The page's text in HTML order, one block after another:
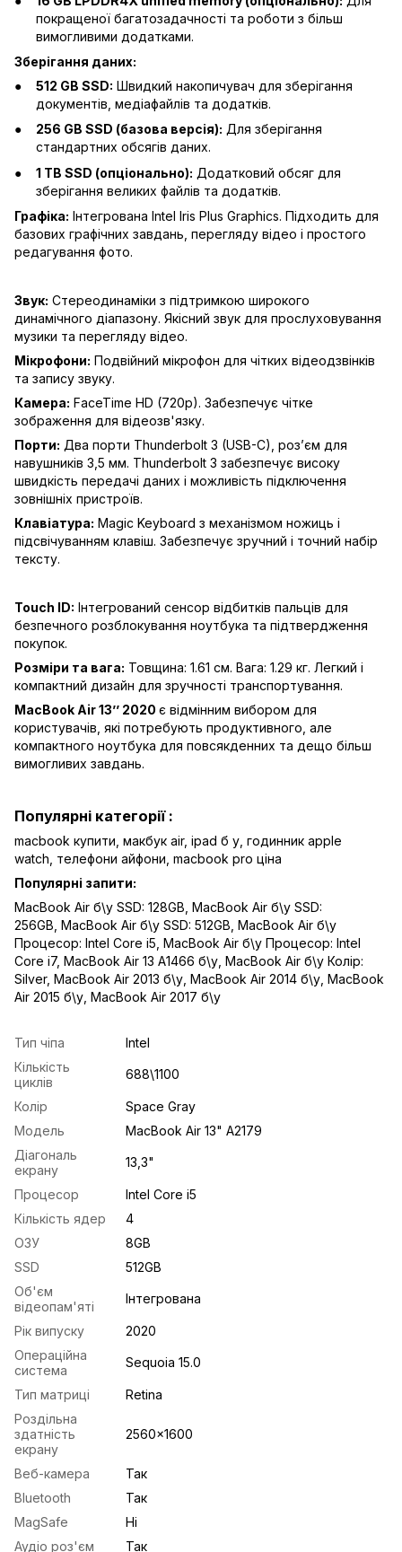
покращеної багатозадачності та роботи з більш
вимогливими додатками.
Зберігання даних:
512 GB SSD: Швидкий накопичувач для зберігання
документів, медіафайлів та додатків.
256 GB SSD (базова версія): Для зберігання
стандартних обсягів даних.
1 TB SSD (опціонально): Додатковий обсяг для
зберігання великих файлів та додатків.
Графіка: Інтегрована Intel Iris Plus Graphics. Підходить для
базових графічних завдань, перегляду відео і простого
редагування фото.
Звук: Стереодинаміки з підтримкою широкого
динамічного діапазону. Якісний звук для прослуховування
музики та перегляду відео.
Мікрофони: Подвійний мікрофон для чітких відеодзвінків
та запису звуку.
Камера: FaceTime HD (720p). Забезпечує чітке
зображення для відеозв'язку.
Порти: Два порти Thunderbolt 3 (USB-C), роз’єм для
навушників 3,5 мм. Thunderbolt 3 забезпечує високу
швидкість передачі даних і можливість підключення
зовнішніх пристроїв.
Клавіатура: Magic Keyboard з механізмом ножиць і
підсвічуванням клавіш. Забезпечує зручний і точний набір
тексту.
Touch ID: Інтегрований сенсор відбитків пальців для
безпечного розблокування ноутбука та підтвердження
покупок.
Розміри та вага: Товщина: 1.61 см. Вага: 1.29 кг. Легкий і
компактний дизайн для зручності транспортування.
MacBook Air 13’’ 2020 є відмінним вибором для
користувачів, які потребують продуктивного, але
компактного ноутбука для повсякденних та дещо більш
вимогливих завдань.
Популярні категорії :
macbook купити, макбук air, ipad б у, годинник apple
watch телефони айфони, macbook pro ціна
Популярні запити:
MacBook Air б\у SSD: 128GB MacBook Air б\у SSD:
256GB MacBook Air б\у SSD: 512GB MacBook Air б\у
Процесор: Intel Core i5 MacBook Air б\у Процесор: Intel
Core i7, MacBook Air 13 A1466 б\у MacBook Air б\у Колір:
Silver, MacBook Air 2013 б\у MacBook Air 2014 б\у MacBook
Air 2015 б\у MacBook Air 2017 б\у
Тип чіпа
Intel
Кількість
циклів
688\1100
Колір
Space Gray
Модель
MacBook Air 13" A2179
Діагональ
екрану
13,3"
Процесор
Intel Core i5
Кількість ядер
4
ОЗУ
8GB
SSD
512GB
Об'єм
відеопам'яті
Інтегрована
Рік випуску
2020
Операційна
система
Sequoia 15.0
Тип матриці
Retina
Роздільна
здатність
екрану
2560x1600
Веб-камера
Так
Bluetooth
Так
MagSafe
Ні
Аудіо роз'єм
Так